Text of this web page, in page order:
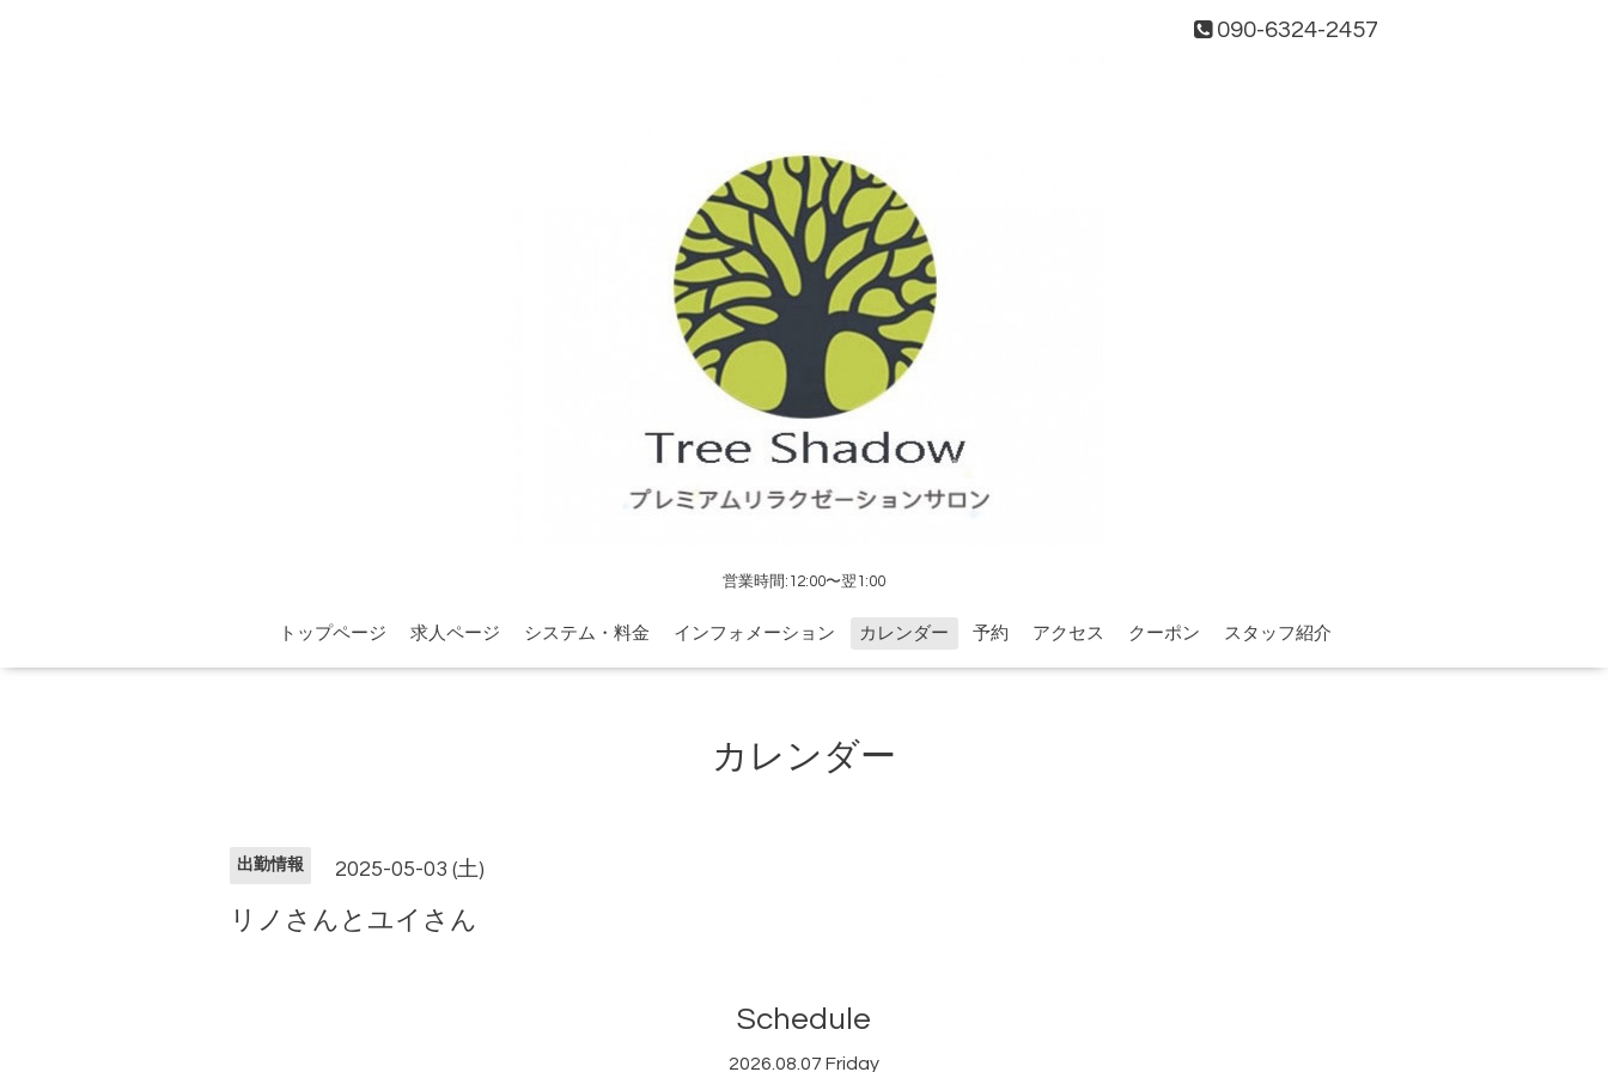
090-6324-2457
営業時間:12:00〜翌1:00
トップページ 求人ページ システム・料金 インフォメーション カレンダー 予約 アクセス クーポン スタッフ紹介
カレンダー
出勤情報 2025-05-03 (土)
リノさんとユイさん
Schedule
2026.08.07 Friday